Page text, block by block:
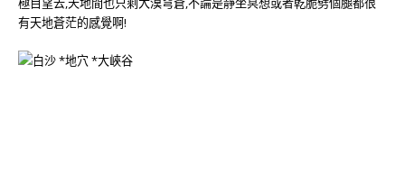
有天地蒼茫的感覺啊!